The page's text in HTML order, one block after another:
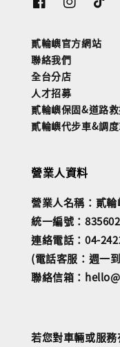
貳輪嶼官方網站
聯絡我們
全台分店
人才招募
貳輪嶼保固&道路
貳輪嶼代步車&調
營業人資料
營業人名稱：貳
統一編號：
連絡電話：04-
(電話客服：週一
聯絡信箱：
若您對車輛或服